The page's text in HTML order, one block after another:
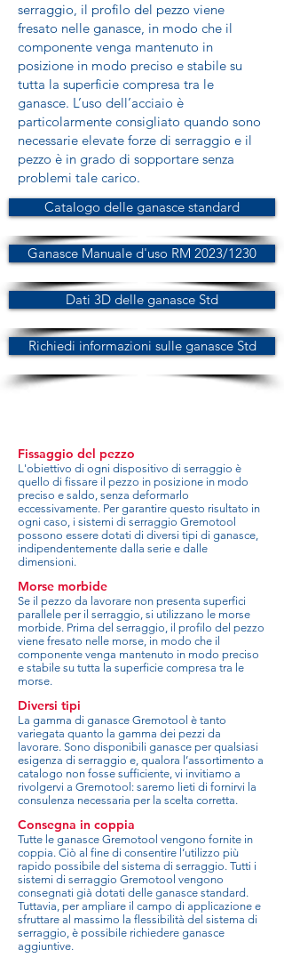
serraggio, il profilo del pezzo viene
fresato nelle ganasce, in modo che il
componente venga mantenuto in
posizione in modo preciso e stabile su
tutta la superficie compresa tra le
ganasce. L’uso dell’acciaio è
particolarmente consigliato quando sono
necessarie elevate forze di serraggio e il
pezzo è in grado di sopportare senza
problemi tale carico.
Catalogo delle ganasce standard
Ganasce Manuale d'uso RM 2023/1230
Dati 3D delle ganasce Std
Richiedi informazioni sulle ganasce Std
Fissaggio del pezzo
L'obiettivo di ogni dispositivo di serraggio è
quello di fissare il pezzo in posizione in modo
preciso e saldo, senza deformarlo
eccessivamente. Per garantire questo risultato in
ogni caso, i sistemi di serraggio Gremotool
possono essere dotati di diversi tipi di ganasce,
indipendentemente dalla serie e dalle
dimensioni.
Morse morbide
Se il pezzo da lavorare non presenta superfici
parallele per il serraggio, si utilizzano le morse
morbide. Prima del serraggio, il profilo del pezzo
viene fresato nelle morse, in modo che il
componente venga mantenuto in modo preciso
e stabile su tutta la superficie compresa tra le
morse.
Diversi tipi
La gamma di ganasce Gremotool è tanto
variegata quanto la gamma dei pezzi da
lavorare. Sono disponibili ganasce per qualsiasi
esigenza di serraggio e, qualora l’assortimento a
catalogo non fosse sufficiente, vi invitiamo a
rivolgervi a Gremotool: saremo lieti di fornirvi la
consulenza necessaria per la scelta corretta.
Consegna in coppia
Tutte le ganasce Gremotool vengono fornite in
coppia. Ciò al fine di consentire l’utilizzo più
rapido possibile del sistema di serraggio. Tutti i
sistemi di serraggio Gremotool vengono
consegnati già dotati delle ganasce standard.
Tuttavia, per ampliare il campo di applicazione e
sfruttare al massimo la flessibilità del sistema di
serraggio, è possibile richiedere ganasce
aggiuntive.